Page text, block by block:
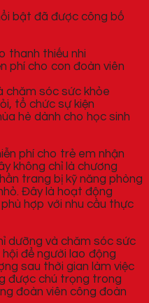
bật đã được công bố
thanh thiếu nhi
phí cho con đoàn viên
chăm sóc sức khỏe
tổ chức sự kiện
hè dành cho học sinh
phí cho trẻ em nhận
không chỉ là chương
trang bị kỹ năng phòng
Đây là hoạt động
hợp với nhu cầu thực
dưỡng và chăm sóc sức
để người lao động
sau thời gian làm việc
được chú trọng trong
đoàn viên công đoàn